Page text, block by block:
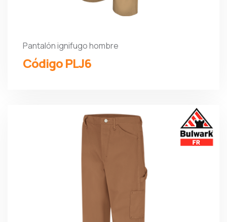
Pantalón ignifugo hombre
Código PLJ6